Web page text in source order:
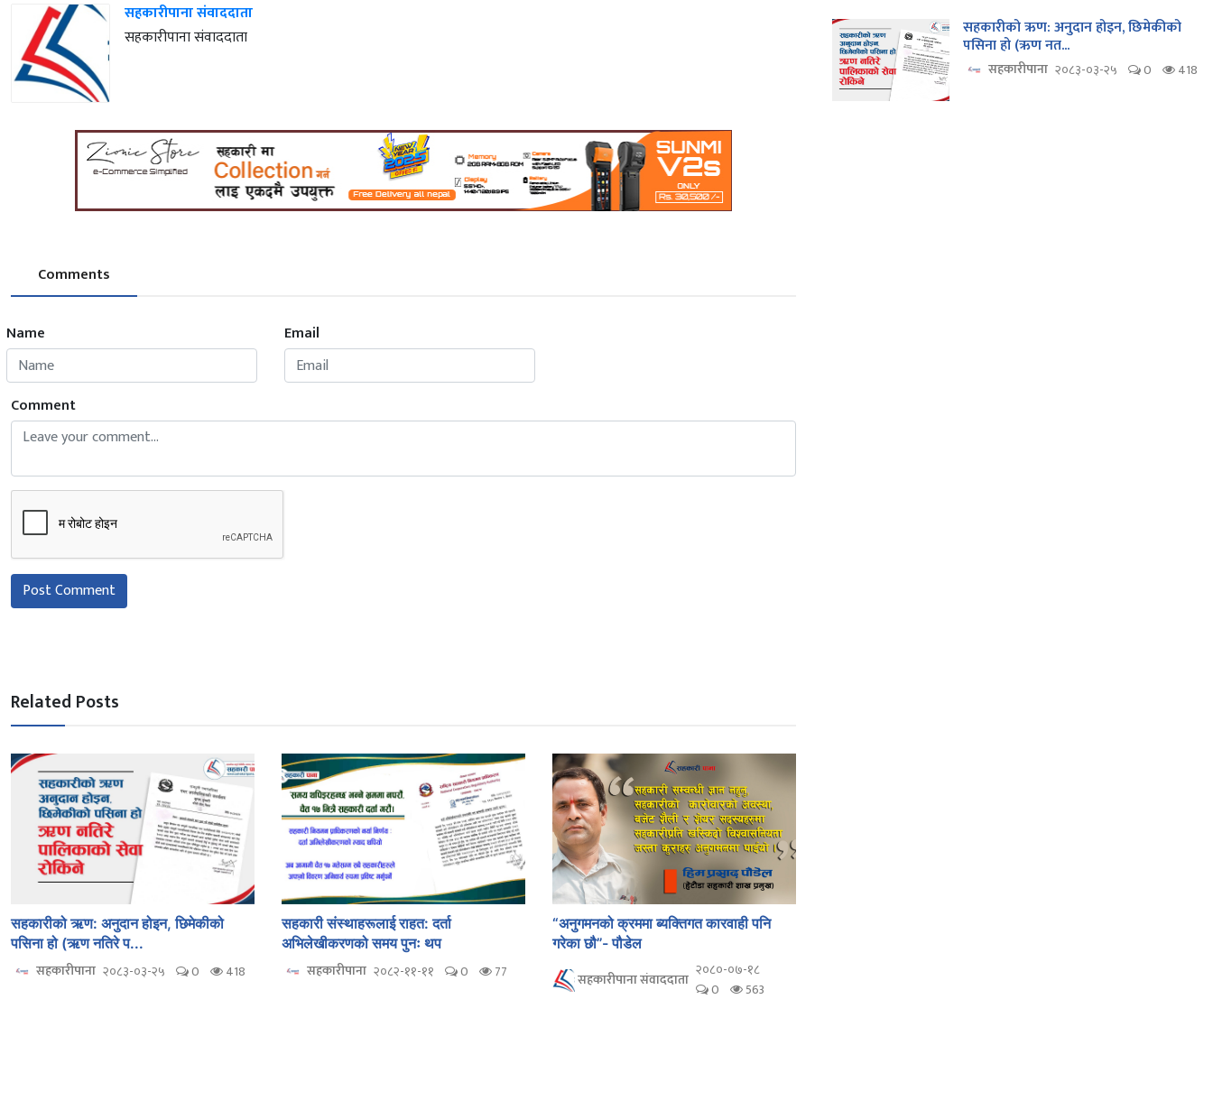
सहकारीपाना संवाददाता
सहकारीपाना संवाददाता
Comments
Name Email
Comment
Post Comment
Related Posts
सहकारीको ऋण: अनुदान होइन, छिमेकीको
पसिना हो (ऋण नतिरे प...
सहकारीपाना २०८३-०३-२५ 0 418
सहकारी संस्थाहरूलाई राहत: दर्ता
अभिलेखीकरणको समय पुनः थप
सहकारीपाना २०८२-११-११ 0 77
“अनुगमनको क्रममा ब्यक्तिगत कारवाही पनि
गरेका छौ”- पौडेल
सहकारीपाना संवाददाता २०८०-०७-१८
0
563
सहकारीको ऋण: अनुदान होइन, छिमेकीको
पसिना हो (ऋण नत...
सहकारीपाना २०८३-०३-२५ 0 418